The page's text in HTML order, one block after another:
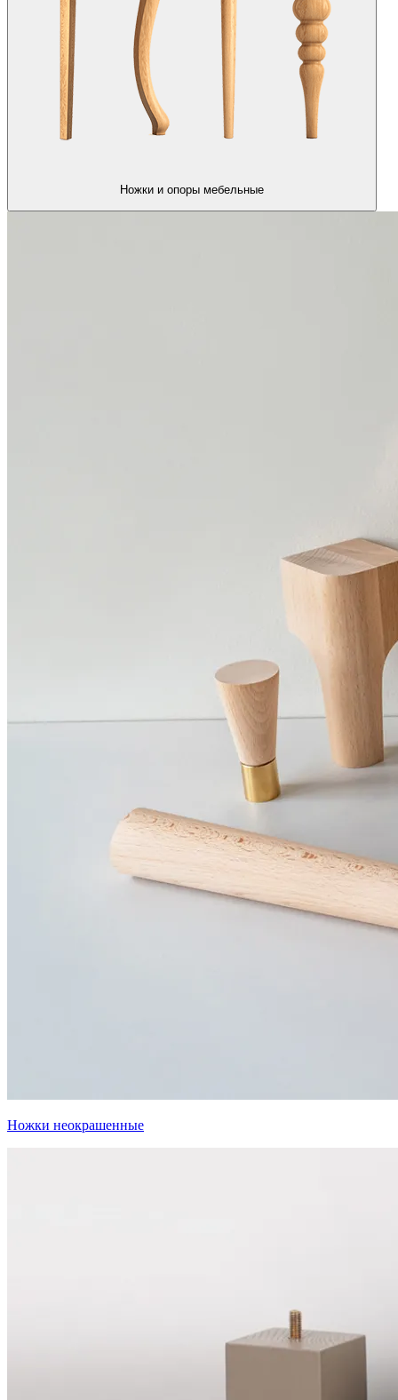
Ножки и опоры мебельные
Ножки неокрашенные